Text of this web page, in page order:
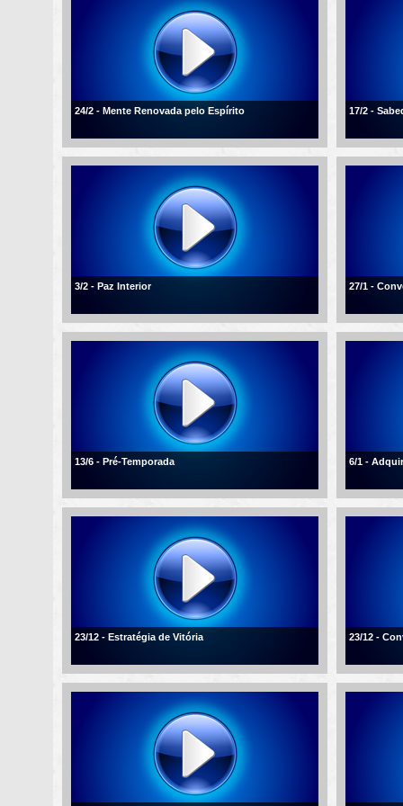
24/2 - Mente Renovada pelo Espírito 17/2 -
3/2 - Paz Interior 27/1 -
13/6 - Pré-Temporada 6/1 -
23/12 - Estratégia de Vitória 23/12 -